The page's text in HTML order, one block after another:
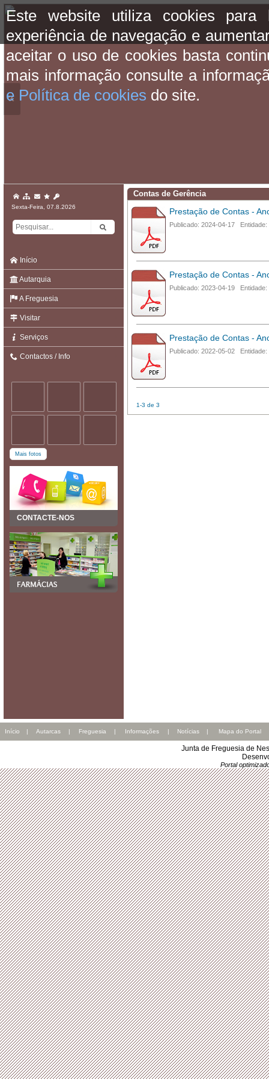
Este website utiliza cookies para
experiência de navegação e
aceitar o uso de cookies basta
mais informação consulte a
e Política de cookies do site.
«
Sexta-Feira, 07.8.2026
Início
Autarquia
A Freguesia
Visitar
Serviços
Contactos / Info
Mais fotos
CONTACTE-NOS
Contas de Gerência
Prestação de Contas -
Publicado: 2024-04-17
Prestação de Contas -
Publicado: 2023-04-19
Prestação de Contas -
Publicado: 2022-05-02
1-3 de 3
Início | Autarcas | Freguesia | Informações | Notícias | Mapa do Portal
Junta de Freguesia de
Portal